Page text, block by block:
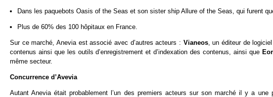
Dans les paquebots Oasis of the Seas et son sister ship Allure of the Seas, qui furent
Plus de 60% des 100 hôpitaux en France.
Sur ce marché, Anevia est associé avec d’autres acteurs : Vianeos, un éditeur de
contenus ainsi que les outils d’enregistrement et d’indexation des contenus, ainsi que
même secteur.
Concurrence d’Avevia
Autant Anevia était probablement l’un des premiers acteurs sur son marché il y a une